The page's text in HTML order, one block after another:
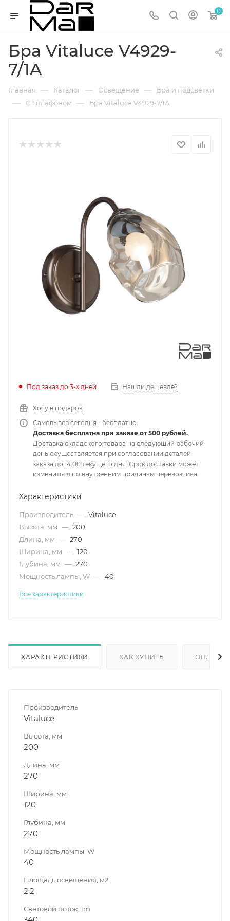
0
Бра Vitaluce V4929-
7/1A
Главная — Каталог — Освещение — Бра и подсветки
— С 1 плафоном — Бра Vitaluce V4929-7/1A
Под заказ до 3-х дней Нашли дешевле?
Хочу в подарок
Самовывоз сегодня - бесплатно.
Доставка бесплатна при заказе от 500 рублей.
Доставка складского товара на следующий рабочий
день осуществляется при согласовании деталей
заказа до 14.00 текущего дня. Срок доставки может
измениться по внутренним причинам перевозчика.
Характеристики
Производитель — Vitaluce
Высота, мм — 200
Длина, мм — 270
Ширина, мм — 120
Глубина, мм — 270
Мощность лампы, W — 40
Все характеристики
ХАРАКТЕРИСТИКИ КАК КУПИТЬ ОПЛАТА
Производитель
Vitaluce
Высота, мм
200
Длина, мм
270
Ширина, мм
120
Глубина, мм
270
Мощность лампы, W
40
Площадь освещения, м2
2.2
Световой поток, lm